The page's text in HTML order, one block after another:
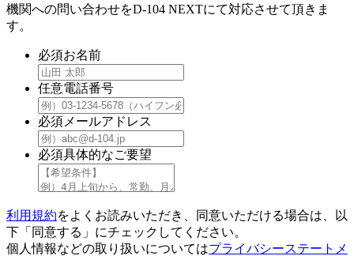
機関への問い合わせをD-104 NEXTにて対応させて頂きま
す。
必須お名前
任意電話番号
必須 メールアドレス
必須具体的なご要望
利用規約をよくお読みいただき、同意いただける場合は、以
下「同意する」にチェックしてください。
個人情報などの取り扱いについてはプライバシーステートメ